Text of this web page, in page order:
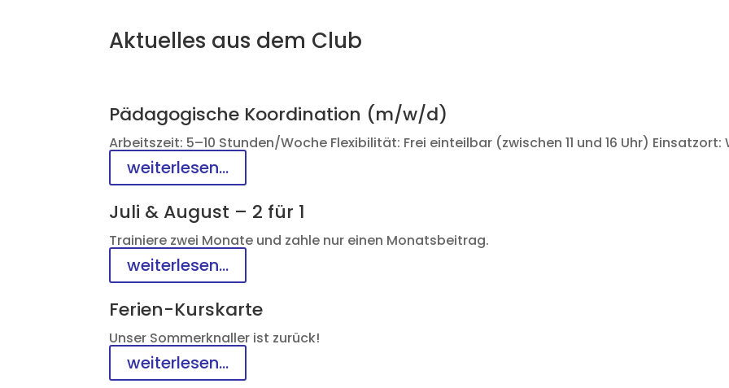
Aktuelles aus dem Club
Pädagogische Koordination (m/w/d)
Arbeitszeit: 5–10 Stunden/Woche Flexibilität: Frei einteilbar (zwischen 11 und 16 Uhr) Einsatzort:
weiterlesen...
Juli & August – 2 für 1
Trainiere zwei Monate und zahle nur einen Monatsbeitrag.
weiterlesen...
Ferien-Kurskarte
Unser Sommerknaller ist zurück!
weiterlesen...